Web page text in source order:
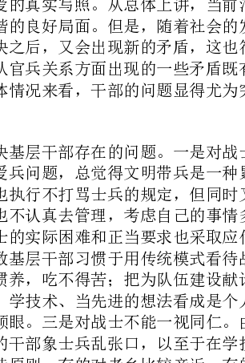
象久禁不绝，这些看似兵与兵之间的问题，实际是官兵关系问题的延伸，根子
还在干部身上。官兵关系方面存在的问题，不是方法问题，说到底是对士兵的
二、通过开展尊干爱兵教育务必找准部队官兵关系存在问题的原因。一要
解决思想认识不清的问题。少数基层部队干部对我军官兵一致的光荣传统了解
一、通过开展尊干爱兵教育必须解决基层干部存在的问题。一是对战士关
心不够。个别干部还没有从思想上解决爱兵问题，总觉得文明带兵是一种累
赘，不如“我行我素”来得痛快，他们也执行不打骂士兵的规定，但同时又有
“由他们去”的不负责情绪，不打不骂也不认真去管理，考虑自己的事情多，
策看成是不懂规矩、刺头兵；把想考学、学技术、当先进的想法看成是个人主
义等，这样一来对个别战士横竖都看不顺眼。三是对战士不能一视同仁。由于
受不良风气的影响，一些自身要求不严的干部象士兵乱张口，以至于在学技
术、评先进、立功入党等问题上不能坚持原则，有的对老乡比较亲近；有的对
能说会道的高看一眼；有的对关系兵比较偏爱，搞亲疏远近。四是对骨干要求
不严格。有的干部对班长骨干粗暴带兵行为往往熟视无睹、近而远之，采取默
认甚至怂恿的态度，致使有些班长骨干用“歪招”、“土办法”管理战士的现